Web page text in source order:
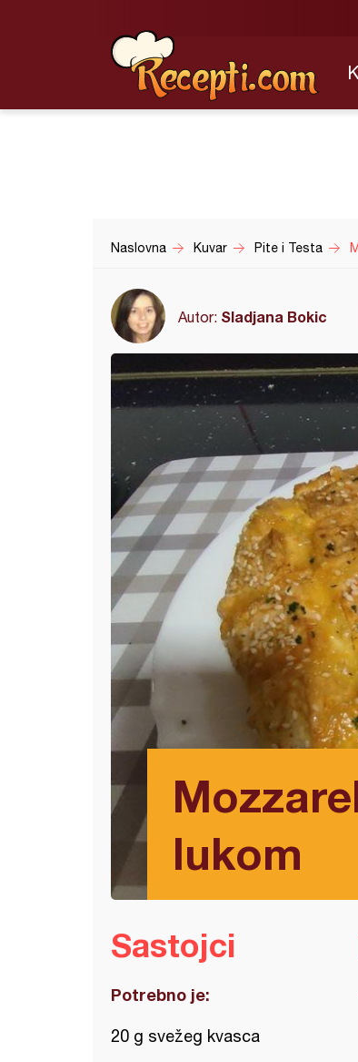
Naslovna Kuvar Pite i Testa
Autor: Sladjana Bokic
lukom
Sastojci
Potrebno je:
20 g svežeg kvasca